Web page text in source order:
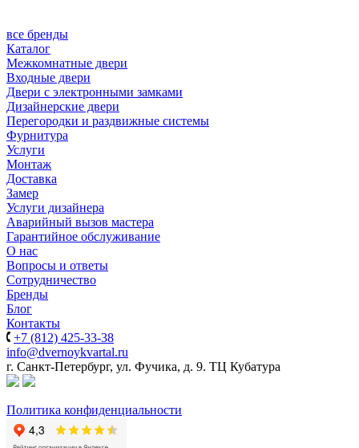
все бренды
Каталог
Межкомнатные двери
Входные двери
Двери с электронными замками
Дизайнерские двери
Перегородки и раздвижные системы
Фурнитура
Услуги
Монтаж
Доставка
Замер
Услуги дизайнера
Аварийный вызов мастера
Гарантийное обслуживание
О нас
Вопросы и ответы
Сотрудничество
Бренды
Блог
Контакты
+7 (812) 425-33-38
info@dvernoykvartal.ru
г. Санкт-Петербург, ул. Фучика, д. 9. ТЦ Кубатура
Политика конфиденциальности